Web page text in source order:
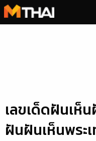
Skip
to
เลขเด็ดฝันเห็
ฝันฝันเห็นพระ